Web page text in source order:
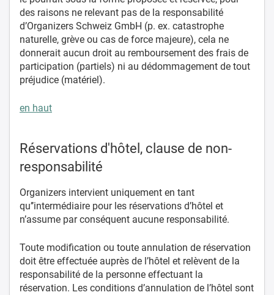
des raisons ne relevant pas de la responsabilité
d’Organizers Schweiz GmbH (p. ex. catastrophe
naturelle, grève ou cas de force majeure), cela ne
donnerait aucun droit au remboursement des frais de
participation (partiels) ni au dédommagement de tout
préjudice (matériel).
en haut
Réservations d'hôtel, clause de non-
responsabilité
Organizers intervient uniquement en tant
qu’’intermédiaire pour les réservations d’hôtel et
n’assume par conséquent aucune responsabilité.
Toute modification ou toute annulation de réservation
doit être effectuée auprès de l’hôtel et relèvent de la
responsabilité de la personne effectuant la
réservation. Les conditions d’annulation de l’hôtel sont